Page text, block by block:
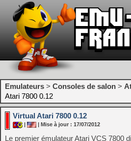
Emulateurs > Consoles de salon >
Atari 7800 0.12
Virtual Atari 7800 0.12
| | Mise à jour : 17/07/2012
Le premier émulateur Atari VCS 7800